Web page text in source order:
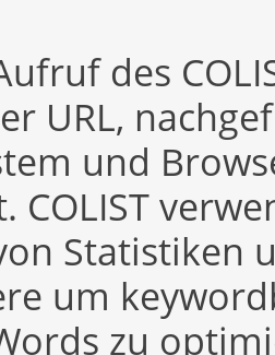
des
URL,
und
COLIST
Statistiken
um
zu